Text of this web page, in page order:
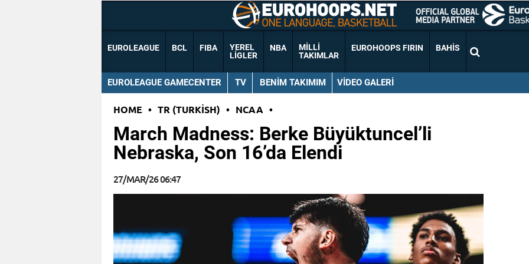
EUROLEAGUE BCL FIBA
YEREL
LIGLER
NBA
MILLI
TAKIMLAR
EUROHOOPS FIRIN BAHIS
EUROLEAGUE GAMECENTER TV BENIM TAKIMIM VIDEO GALERI
HOME • TR (TURKISH) • NCAA •
March Madness: Berke Büyüktuncel’li
Nebraska, Son 16’da Elendi
27/MAR/26 06:47